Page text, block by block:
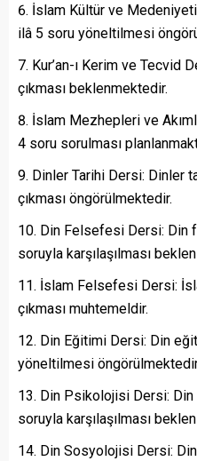
İslam Kültür ve
ilâ 5 soru yöneltilmesi
Kur’an-ı Kerim ve Tecvid
çıkması beklenmektedir.
İslam Mezhepleri ve
4 soru sorulması
Dinler Tarihi Dersi: Dinler
çıkması öngörülmektedir.
Din Felsefesi Dersi: Din
soruyla karşılaşılması
İslam Felsefesi Dersi:
çıkması muhtemeldir.
Din Eğitimi Dersi: Din
yöneltilmesi
Din Psikolojisi Dersi: Din
soruyla karşılaşılması
Din Sosyolojisi Dersi: